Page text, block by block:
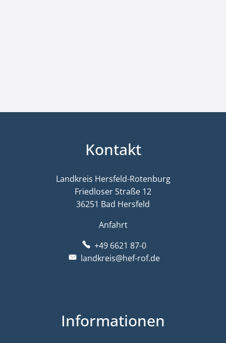
Kontakt
Landkreis Hersfeld-Rotenburg
Friedloser Straße 12
36251 Bad Hersfeld
Anfahrt
+49 6621 87-0
landkreis@hef-rof.de
Informationen